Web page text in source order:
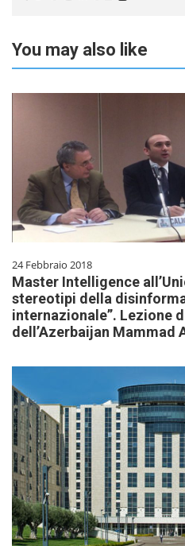
You may also like
24 Febbraio 2018
Master Intelligence
stereotipi della
internazionale”. Lezione
dell’Azerbaijan Mammad